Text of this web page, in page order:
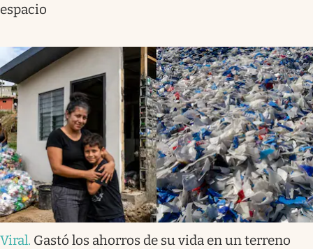
espacio
Viral. Gastó los ahorros de su vida en un terreno